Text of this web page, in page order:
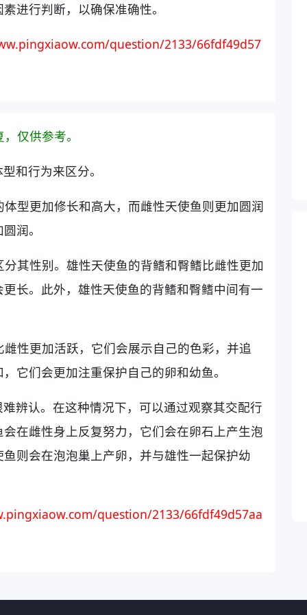
进行判断，以确保准确性。
question/2133/66fdf49d57
仅供参考。
和行为来区分。
型更加修长和高大，而雌性天使鱼则更加圆润
润。
其性别。雄性天使鱼的背鳍和臀鳍比雌性更加
长。此外，雄性天使鱼的背鳍和臀鳍中间有一
性更加活跃，它们会展示自己的色彩，并追
它们会更加注重保护自己的卵和幼鱼。
辨认。在这种情况下，可以通过观察其交配行
在雌性身上反复努力，它们会在卵石上产生泡
则会在泡泡巢上产卵，并与雄性一起保护幼
question/2133/66fdf49d57aa